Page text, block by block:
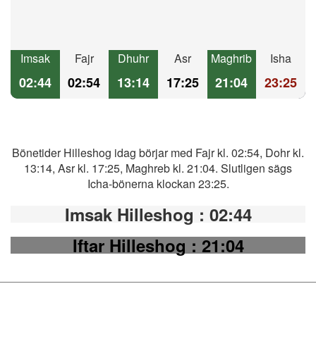
Imsak
02:44
Fajr
02:54
Dhuhr
13:14
Asr
17:25
Maghrib
21:04
Isha
23:25
Bönetider Hilleshog idag börjar med Fajr kl. 02:54, Dohr kl.
13:14, Asr kl. 17:25, Maghreb kl. 21:04. Slutligen sägs
Icha-bönerna klockan 23:25.
Imsak Hilleshog : 02:44
Iftar Hilleshog: 21:04